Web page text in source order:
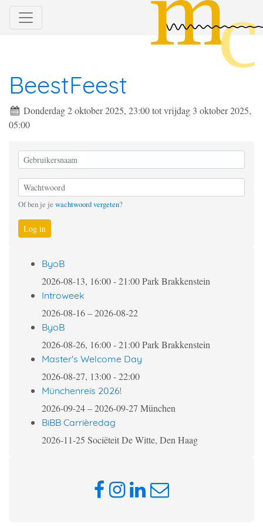
BeestFeest
Donderdag 2 oktober 2025, 23:00totvrijdag 3 oktober 2025,
05:00
Of ben je je wachtwoord vergeten?
Log in
ByoB
2026-08-13, 16:00-21:00Park Brakkenstein
Introweek
2026-08-16–2026-08-22
ByoB
2026-08-26, 16:00-21:00Park Brakkenstein
Master's Welcome Day
2026-08-27, 13:00-22:00
Münchenreis 2026!
2026-09-24–2026-09-27 München
BiBB Carrièredag
2026-11-25 Sociëteit De Witte, Den Haag